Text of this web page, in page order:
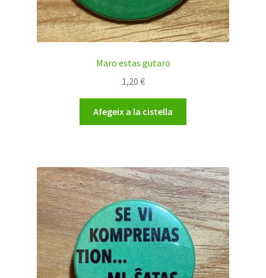
Maro estas gutaro
1,20 €
Afegeix a la cistella